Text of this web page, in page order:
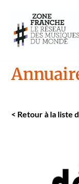
< Retour à la liste